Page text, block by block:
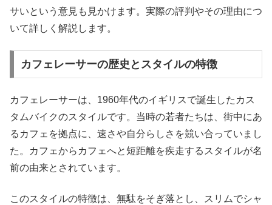
サいという意見も見かけます。実際の評判やその理由につ
いて詳しく解説します。
カフェレーサーの歴史とスタイルの特徴
カフェレーサーは、1960年代のイギリスで誕生したカス
タムバイクのスタイルです。当時の若者たちは、街中にあ
るカフェを拠点に、速さや自分らしさを競い合っていまし
た。カフェからカフェへと短距離を疾走するスタイルが名
前の由来とされています。
このスタイルの特徴は、無駄をそぎ落とし、スリムでシャ